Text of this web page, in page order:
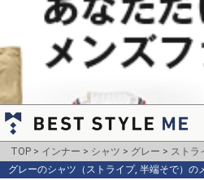
TOP インナー シャツ グレー
ストラ
グレーのシャツ（ストライプ, 半端そで）の